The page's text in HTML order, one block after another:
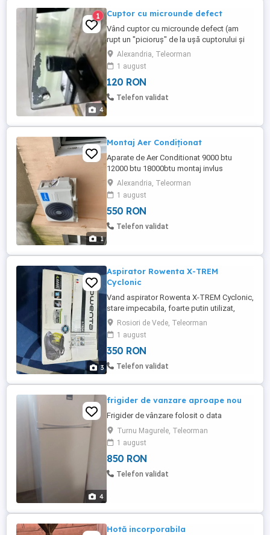
4
1 Cuptor cu microunde defect
Vând cuptor cu microunde defect (am
rupt un "picioruș" de la ușă cuptorului și
astfel nu mai pornește, înainte să îl rup era
perfect funcțional). Se poate vedea în
Alexandria.
Alexandria, Teleorman
1 august
120 RON
Telefon validat
1
Montaj Aer Condiționat
Aparate de Aer Conditionat 9000 btu
12000 btu 18000btu montaj invlus
24000btu Venim cu echipamentul direct la
tine acasă Montaj inclus
Alexandria, Teleorman
1 august
550 RON
Telefon validat
3
Aspirator Rowenta X-TREM
Cyclonic
Vand aspirator Rowenta X-TREM Cyclonic,
stare impecabila, foarte putin utilizat,
toate accesoriile incluse. Performanta
AAAA.
Rosiori de Vede, Teleorman
1 august
350 RON
Telefon validat
4
frigider de vanzare aproape nou
Frigider de vânzare folosit o data
Turnu Magurele, Teleorman
1 august
850 RON
Telefon validat
Hotă incorporabila